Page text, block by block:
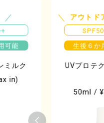
可能
ミルク
in)
アウトド
生後６か
UVプロテ
50ml /